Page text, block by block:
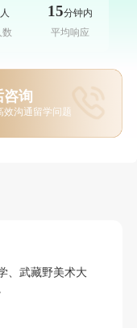
，本科教育仍以政
本科生直接就业
上的毕业生直接就
划提升竞争力更
人
数
15分钟内
平均响应
咨询
效沟通留学问题
、武藏野美术大